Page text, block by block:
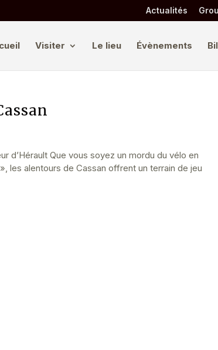
Actualités
Visiter Le lieu Évènements
Que vous soyez un mordu du vélo en
les alentours de Cassan offrent un terrain de jeu